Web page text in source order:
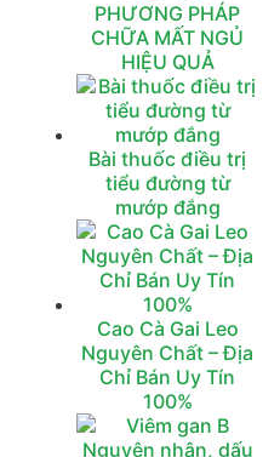
PHƯƠNG PHÁP
CHỮA MẤT NGỦ
HIỆU QUẢ
Bài thuốc điều trị
tiểu đường từ
mướp đắng
Cao Cà Gai Leo
Nguyên Chất – Địa
Chỉ Bán Uy Tín
100%